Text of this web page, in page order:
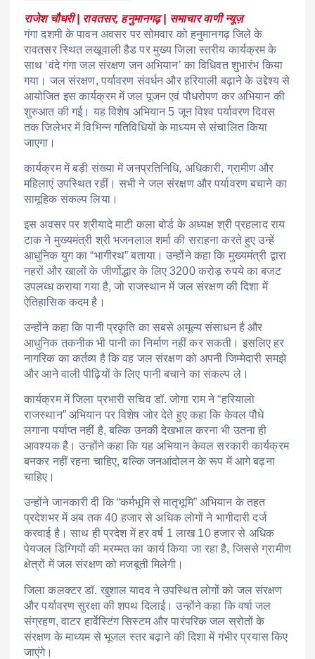
राजेश चौधरी | रावतसर, हनुमानगढ़ | समाचार वाणी न्यूज़
गंगा दशमी के पावन अवसर पर सोमवार को हनुमानगढ़ जिले के
रावतसर स्थित लखूवाली हैड पर मुख्य जिला स्तरीय कार्यक्रम के
साथ ‘वंदे गंगा जल संरक्षण जन अभियान’ का विधिवत शुभारंभ किया
गया। जल संरक्षण, पर्यावरण संवर्धन और हरियाली बढ़ाने के उद्देश्य से
आयोजित इस कार्यक्रम में जल पूजन एवं पौधरोपण कर अभियान की
शुरुआत की गई। यह विशेष अभियान 5 जून विश्व पर्यावरण दिवस
तक जिलेभर में विभिन्न गतिविधियों के माध्यम से संचालित किया
जाएगा।
कार्यक्रम में बड़ी संख्या में जनप्रतिनिधि, अधिकारी, ग्रामीण और
महिलाएं उपस्थित रहीं। सभी ने जल संरक्षण और पर्यावरण बचाने का
सामूहिक संकल्प लिया।
इस अवसर पर श्रीयादे माटी कला बोर्ड के अध्यक्ष श्री प्रहलाद राय
टाक ने मुख्यमंत्री श्री भजनलाल शर्मा की सराहना करते हुए उन्हें
आधुनिक युग का “भागीरथ” बताया। उन्होंने कहा कि मुख्यमंत्री द्वारा
नहरों और खालों के जीर्णोद्धार के लिए 3200 करोड़ रुपये का बजट
उपलब्ध कराया गया है, जो राजस्थान में जल संरक्षण की दिशा में
ऐतिहासिक कदम है।
उन्होंने कहा कि पानी प्रकृति का सबसे अमूल्य संसाधन है और
आधुनिक तकनीक भी पानी का निर्माण नहीं कर सकती। इसलिए हर
नागरिक का कर्तव्य है कि वह जल संरक्षण को अपनी जिम्मेदारी समझे
और आने वाली पीढ़ियों के लिए पानी बचाने का संकल्प ले।
कार्यक्रम में जिला प्रभारी सचिव डॉ. जोगा राम ने “हरियालो
राजस्थान” अभियान पर विशेष जोर देते हुए कहा कि केवल पौधे
लगाना पर्याप्त नहीं है, बल्कि उनकी देखभाल करना भी उतना ही
आवश्यक है। उन्होंने कहा कि यह अभियान केवल सरकारी कार्यक्रम
बनकर नहीं रहना चाहिए, बल्कि जनआंदोलन के रूप में आगे बढ़ना
चाहिए।
उन्होंने जानकारी दी कि “कर्मभूमि से मातृभूमि” अभियान के तहत
प्रदेशभर में अब तक 40 हजार से अधिक लोगों ने भागीदारी दर्ज
करवाई है। साथ ही प्रदेश में हर वर्ष 1 लाख 10 हजार से अधिक
पेयजल डिग्गियों की मरम्मत का कार्य किया जा रहा है, जिससे ग्रामीण
क्षेत्रों में जल संरक्षण को मजबूती मिलेगी।
जिला कलक्टर डॉ. खुशाल यादव ने उपस्थित लोगों को जल संरक्षण
और पर्यावरण सुरक्षा की शपथ दिलाई। उन्होंने कहा कि वर्षा जल
संग्रहण, वाटर हार्वेस्टिंग सिस्टम और पारंपरिक जल स्रोतों के
संरक्षण के माध्यम से भूजल स्तर बढ़ाने की दिशा में गंभीर प्रयास किए
जाएंगे।